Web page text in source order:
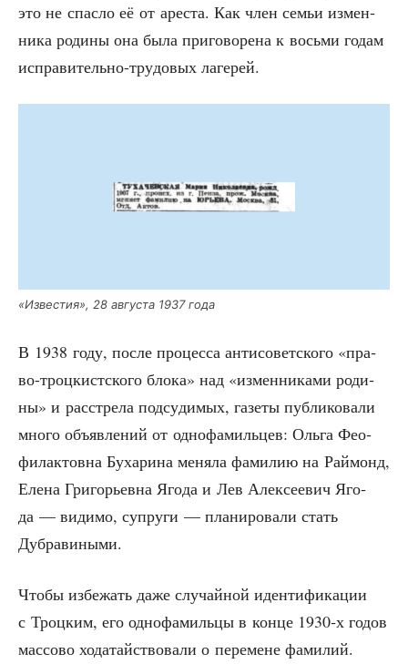
это не спас­ло её от аре­ста. Как член семьи измен­
ни­ка роди­ны она была при­го­во­ре­на к вось­ми годам
испра­ви­тель­но-тру­до­вых лагерей.
«Изве­стия», 28 авгу­ста 1937 года
В 1938 году, после про­цес­са анти­со­вет­ско­го «пра­
во-троц­кист­ско­го бло­ка» над «измен­ни­ка­ми роди­
ны» и рас­стре­ла под­су­ди­мых, газе­ты пуб­ли­ко­ва­ли
мно­го объ­яв­ле­ний от одно­фа­миль­цев: Оль­га Фео­
фи­лак­тов­на Буха­ри­на меня­ла фами­лию на Рай­монд,
Еле­на Гри­го­рьев­на Яго­да и Лев Алек­се­е­вич Яго­
да — види­мо, супру­ги — пла­ни­ро­ва­ли стать
Дубравиными.
Что­бы избе­жать даже слу­чай­ной иден­ти­фи­ка­ции
с Троц­ким, его одно­фа­миль­цы в кон­це 1930‑х годов
мас­со­во хода­тай­ство­ва­ли о пере­мене фами­лий.